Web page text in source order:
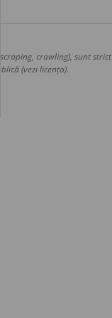
crawling), sunt strict
(vezi licența).